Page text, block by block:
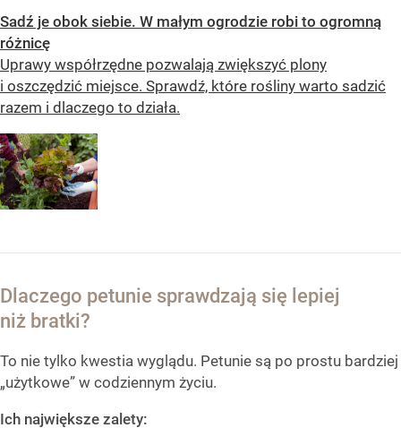
Sadź je obok siebie. W małym ogrodzie robi to ogromną
różnicę
Uprawy współrzędne pozwalają zwiększyć plony
i oszczędzić miejsce. Sprawdź, które rośliny warto sadzić
razem i dlaczego to działa.
Dlaczego petunie sprawdzają się lepiej
niż bratki?
To nie tylko kwestia wyglądu. Petunie są po prostu bardziej
„użytkowe” w codziennym życiu.
Ich największe zalety: